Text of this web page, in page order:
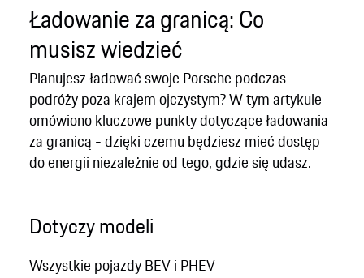
Ładowanie za granicą: Co
musisz wiedzieć
Planujesz ładować swoje Porsche podczas
podróży poza krajem ojczystym? W tym artykule
omówiono kluczowe punkty dotyczące ładowania
za granicą - dzięki czemu będziesz mieć dostęp
do energii niezależnie od tego, gdzie się udasz.
Dotyczy modeli
Wszystkie pojazdy BEV i PHEV